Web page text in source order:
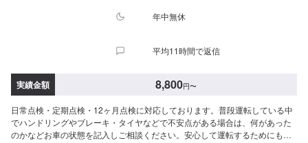
年中無休
平均11時間で返信
実績金額 8,800円〜
日常点検・定期点検・12ヶ月点検に対応しております。普段運転している中
でハンドリングやブレーキ・タイヤなどで不安点がある場合は、何があった
のかなどお車の状態を記入しご相談ください。安心して運転するためにも専